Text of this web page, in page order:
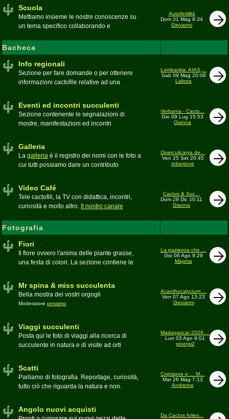
Moderatore
Scuola
Mettiamo insieme le nostre conoscenze su
un tema specifico collaborando e
cactofilo
Autofertilità
Dom 31 Mag 8:34
Giovanni
Bacheca
Info regionali
Sezione per fare domande o per ottenere
informazioni cactofile relative ad una
Lombardia: AIAS,...
Sab 09 Mag 20:06
Lakota
Eventi ed incontri succulenti
Sezione contenente le segnalazioni di
mostre, manifestazioni ed incontri
Verbania - Cactu...
Gio 09 Lug 15:53
Gianna
Galleria
La galleriaè il registro dei nomi con le foto a
cui tutti possiamo dare un contributo
spazio discutiamo SOLO di errori,
inesattezze, idee e altro inerenti l'argomento
Operculicarya de...
Ven 25 Set 20:45
robertone
Video Café
Tele cactofili, la TV con didattica, incontri,
curiosità e molto altro.
Il nostro canale
Cactus & Suc...
Dom 29 Dic 10:11
Gianna
Fotografia
Fiori
Il fiore ovvero l'anima delle piante grasse,
una festa di colori. La sezione contiene le
La pazienza che ...
Gio 06 Ago 9:29
Magma
Mr spina & miss succulenta
Bella mostra dei vostri orgogli
Moderatore pessimo
Acanthocalycium ...
Ven 07 Ago 13:23
Giovanni
Viaggi succulenti
Posta qui le foto di viaggi alla ricerca di
succulente in natura e di visite ad orti
Madagascar 2026:...
Lun 03 Ago 9:01
gioetgi2
Scatti
Parliamo di fotografia. Reportage, curiosità,
tutto ciò che riguarda la natura e non.
Copiapoe e ... M...
Mar 26 Mag 7:13
Andreroe
Angolo nuovi acquisti
Da Cactus folies...